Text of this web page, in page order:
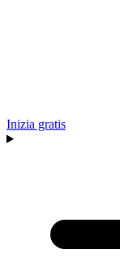
Inizia gratis